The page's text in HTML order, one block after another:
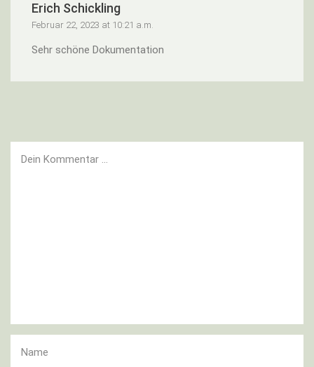
Erich Schickling
Februar 22, 2023 at 10:21 a.m.
Sehr schöne Dokumentation